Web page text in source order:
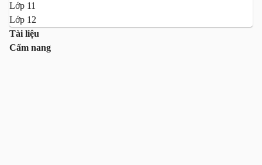
Lớp 11
Lớp 12
Tài liệu
Cẩm nang